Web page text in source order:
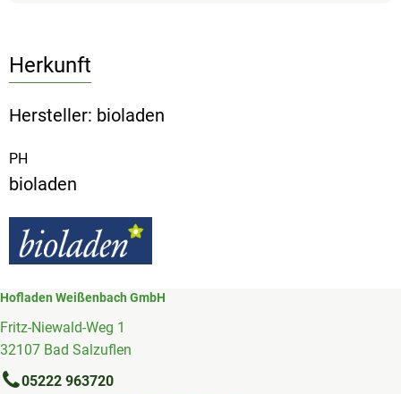
Herkunft
Hersteller: bioladen
PH
bioladen
Hofladen Weißenbach GmbH
Fritz-Niewald-Weg 1
32107 Bad Salzuflen
05222 963720